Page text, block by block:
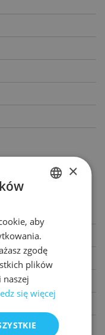
ENGLISH
×
aby
zgodę
plików
się więcej